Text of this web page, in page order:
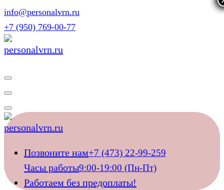
Перейти
к
содержимому
info@personalvrn.ru
+7 (950) 769-00-77
Подберём домашний персонал для ваших близких
Подберём домашний персонал для ваших близких
Позвоните нам+7 (473) 22-99-259
Часы работы9:00-19:00 (Пн-Пт)
Работаем без предоплаты!